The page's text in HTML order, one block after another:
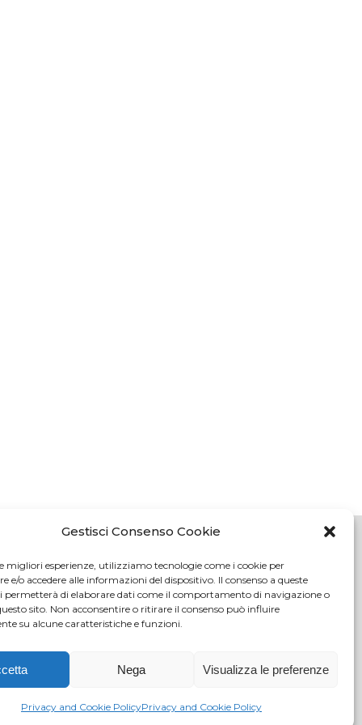
Gestisci Consenso Cookie
migliori esperienze, utilizziamo tecnologie come i cookie per
e/o accedere alle informazioni del dispositivo. Il consenso a queste
permetterà di elaborare dati come il comportamento di navigazione o
sito. Non acconsentire o ritirare il consenso può influire
su alcune caratteristiche e funzioni.
Nega Visualizza le preferenze
Privacy and Cookie PolicyPrivacy and Cookie Policy
(FI)
delle
2000) -
Euro